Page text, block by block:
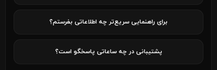
برای راهنمایی سریع‌تر چه اطلاعاتی بفرستم؟
پشتیبانی در چه ساعاتی پاسخگو است؟